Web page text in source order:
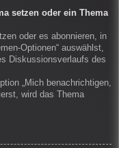
setzen oder ein Thema
oder es abonnieren, in
Optionen“ auswählst,
Diskussionsverlaufs des
„Mich benachrichtigen,
wird das Thema